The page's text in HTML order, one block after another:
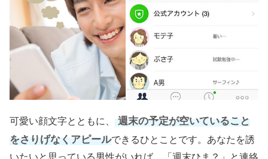
可愛い顔文字とともに、
週末の予定が空いていること
をさりげなくアピールできるひとことです。あなたを誘